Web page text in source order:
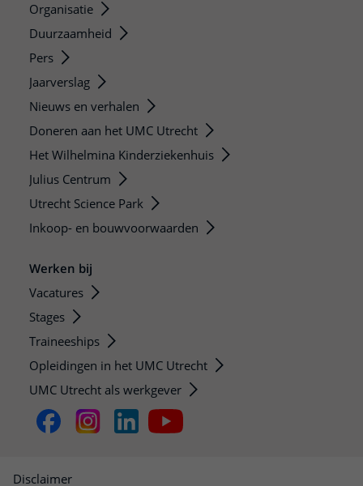
Organisatie
Duurzaamheid
Pers
Jaarverslag
Nieuws en verhalen
Doneren aan het UMC Utrecht
Het Wilhelmina Kinderziekenhuis
Julius Centrum
Utrecht Science Park
Inkoop- en bouwvoorwaarden
Werken bij
Vacatures
Stages
Traineeships
Opleidingen in het UMC Utrecht
UMC Utrecht als werkgever
Disclaimer